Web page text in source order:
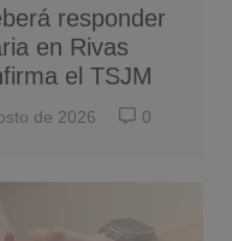
responder
en Rivas
el TSJM
de 2026 0